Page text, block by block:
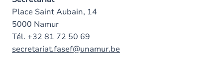
Place Saint Aubain, 14
5000 Namur
Tél. +32 81 72 50 69
secretariat.fasef@unamur.be